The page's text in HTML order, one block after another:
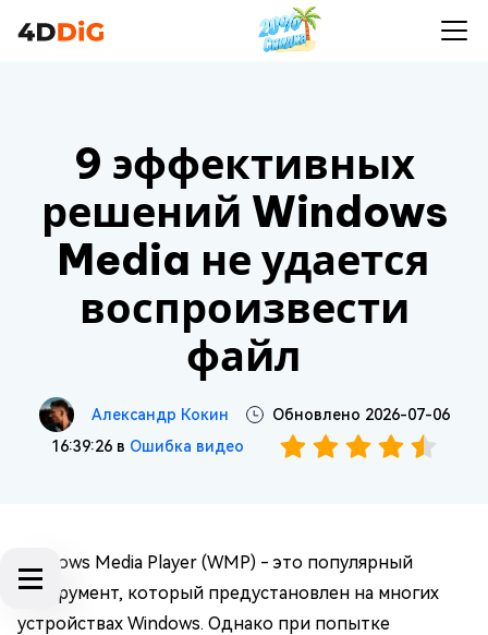
9 эффективных
решений Windows
Media не удается
воспроизвести
файл
Александр Кокин
Обновлено 2026-07-06
16:39:26 в Ошибка видео
Windows Media Player (WMP) - это популярный
инструмент, который предустановлен на многих
устройствах Windows. Однако при попытке